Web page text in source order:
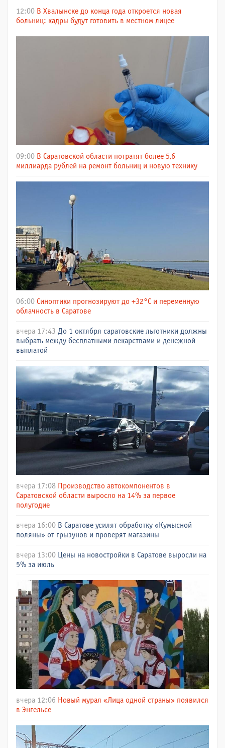
12:00 В Хвалынске до конца года откроется новая
больниц: кадры будут готовить в местном лицее
09:00 В Саратовской области потратят более 5,6
миллиарда рублей на ремонт больниц и новую технику
06:00 Синоптики прогнозируют до +32°C и переменную
облачность в Саратове
вчера 17:43 До 1 октября саратовские льготники должны
выбрать между бесплатными лекарствами и денежной
выплатой
вчера 17:08 Производство автокомпонентов в
Саратовской области выросло на 14% за первое
полугодие
вчера 16:00 В Саратове усилят обработку «Кумысной
поляны» от грызунов и проверят магазины
вчера 13:00
Цены на новостройки в Саратове выросли на
5% за июль
вчера 12:06 Новый мурал «Лица одной страны» появился
в Энгельсе